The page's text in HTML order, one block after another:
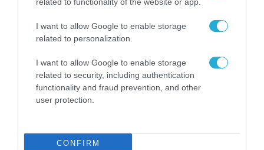
I want to allow Google to enable storage
related to personalization.
I want to allow Google to enable storage
related to security, including authentication
functionality and fraud prevention, and other
user protection.
CONFIRM